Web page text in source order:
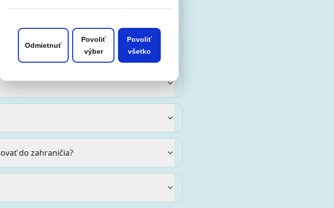
Odmietnuť
Povoliť
výber
Povoliť
všetko
preukaz?
do zahraničia?